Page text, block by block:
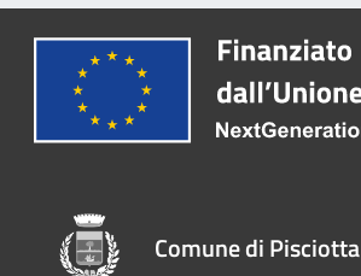
Comune di Pisciotta